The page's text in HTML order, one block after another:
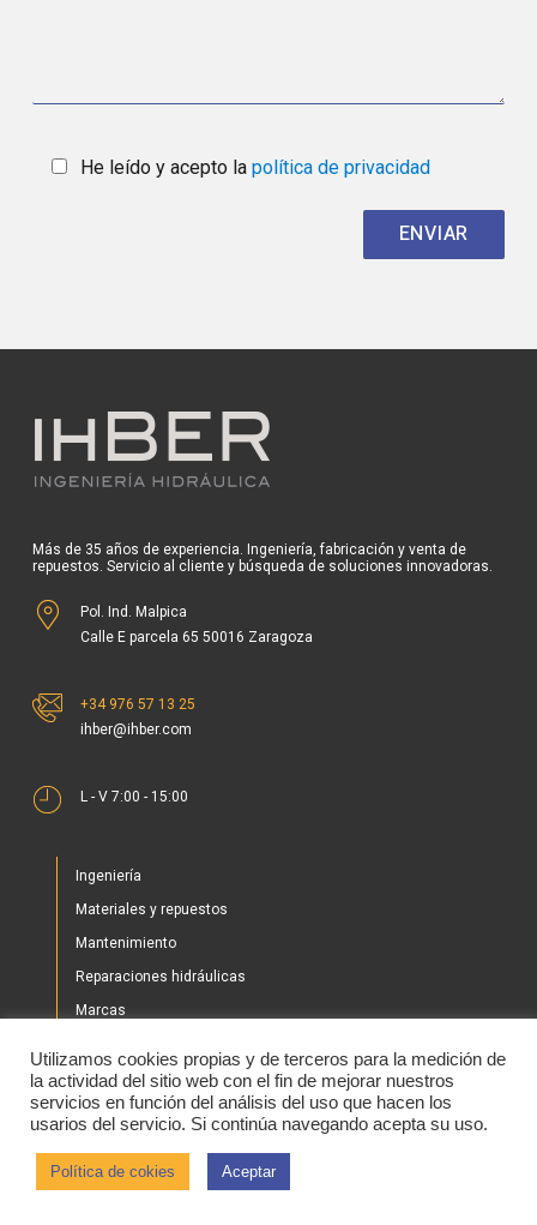
He leído y acepto la política de privacidad
Más de 35 años de experiencia. Ingeniería, fabricación y venta de
repuestos. Servicio al cliente y búsqueda de soluciones innovadoras.
Pol. Ind. Malpica
Calle E parcela 65 50016 Zaragoza
+34 976 57 13 25
ihber@ihber.com
L - V 7:00 - 15:00
Ingeniería
Materiales y repuestos
Mantenimiento
Reparaciones hidráulicas
Marcas
Tienda
Noticias
Utilizamos cookies propias y de terceros para la medición de
la actividad del sitio web con el fin de mejorar nuestros
servicios en función del análisis del uso que hacen los
usarios del servicio. Si continúa navegando acepta su uso.
Política de cokies Aceptar